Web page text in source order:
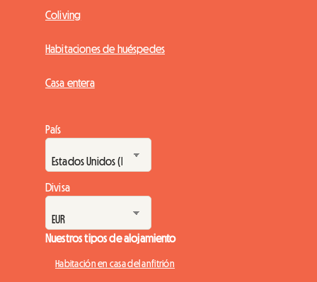
Coliving
Habitaciones de huéspedes
Casa entera
País
Divisa
Nuestros tipos de alojamiento
Habitación en casa del anfitrión